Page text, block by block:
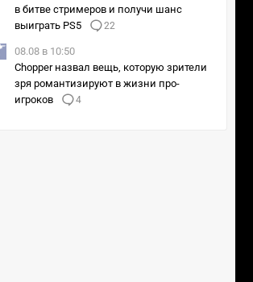
в битве стримеров и получи шанс
выиграть PS5
22
08.08 в 10:50
Chopper назвал вещь, которую зрители
зря романтизируют в жизни про-
игроков
4